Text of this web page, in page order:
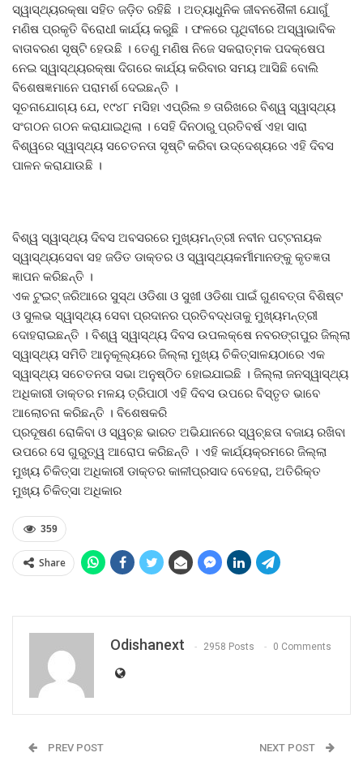
ସ୍ୱାସ୍ଥ୍ୟରକ୍ଷା ସହିତ ଜଡ଼ିତ ରହିଛି । ଅତ୍ୟାଧୁନିକ ଜୀବନଶୈଳୀ ଯୋଗୁଁ
ମଣିଷ ପ୍ରକୃତି ବିରୋଧୀ କାର୍ଯ୍ୟ କରୁଛି । ଫଳରେ ପୃଥିବୀରେ ଅସ୍ୱାଭାବିକ
ବାତାବରଣ ସୃଷ୍ଟି ହେଉଛି । ତେଣୁ ମଣିଷ ନିଜେ ସକରାତ୍ମକ ପଦକ୍ଷେପ
ନେଇ ସ୍ୱାସ୍ଥ୍ୟରକ୍ଷା ଦିଗରେ କାର୍ଯ୍ୟ କରିବାର ସମୟ ଆସିଛି ବୋଲି
ବିଶେଷଜ୍ଞମାନେ ପରାମର୍ଶ ଦେଇଛନ୍ତି ।
ସୂଚନାଯୋଗ୍ୟ ଯେ, ୧୯୪୮ ମସିହା ଏପ୍ରିଲ ୭ ତାରିଖରେ ବିଶ୍ୱ ସ୍ୱାସ୍ଥ୍ୟ
ସଂଗଠନ ଗଠନ କରାଯାଇଥିଲା । ସେହି ଦିନଠାରୁ ପ୍ରତିବର୍ଷ ଏହା ସାରା
ବିଶ୍ୱରେ ସ୍ୱାସ୍ଥ୍ୟ ସଚେତନତା ସୃଷ୍ଟି କରିବା ଉଦ୍ଦେଶ୍ୟରେ ଏହି ଦିବସ
ପାଳନ କରାଯାଉଛି ।
ବିଶ୍ୱ ସ୍ୱାସ୍ଥ୍ୟ ଦିବସ ଅବସରରେ ମୁଖ୍ୟମନ୍ତ୍ରୀ ନବୀନ ପଟ୍ଟନାୟକ
ସ୍ୱାସ୍ଥ୍ୟସେବା ସହ ଜଡିତ ଡାକ୍ତର ଓ ସ୍ୱାସ୍ଥ୍ୟକର୍ମୀମାନଙ୍କୁ କୃତଜ୍ଞତା
ଜ୍ଞାପନ କରିଛନ୍ତି ।
ଏକ ଟୁଇଟ୍‍ ଜରିଆରେ ସୁସ୍ଥ ଓଡିଶା ଓ ସୁଖୀ ଓଡିଶା ପାଇଁ ଗୁଣବତ୍ତା ବିଶିଷ୍ଟ
ଓ ସୁଲଭ ସ୍ୱାସ୍ଥ୍ୟ ସେବା ପ୍ରଦାନର ପ୍ରତିବଦ୍ଧତାକୁ ମୁଖ୍ୟମନ୍ତ୍ରୀ
ଦୋହରାଇଛନ୍ତି । ବିଶ୍ୱ ସ୍ୱାସ୍ଥ୍ୟ ଦିବସ ଉପଲକ୍ଷେ ନବରଙ୍ଗପୁର ଜିଲ୍ଲା
ସ୍ୱାସ୍ଥ୍ୟ ସମିତି ଆନୁକୂଲ୍ୟରେ ଜିଲ୍ଲା ମୁଖ୍ୟ ଚିକିତ୍ସାଳୟଠାରେ ଏକ
ସ୍ୱାସ୍ଥ୍ୟ ସଚେତନତା ସଭା ଅନୁଷ୍ଠିତ ହୋଇଯାଇଛି । ଜିଲ୍ଲା ଜନସ୍ୱାସ୍ଥ୍ୟ
ଅଧିକାରୀ ଡାକ୍ତର ମଳୟ ତ୍ରିପାଠୀ ଏହି ଦିବସ ଉପରେ ବିସ୍ତୃତ ଭାବେ
ଆଲୋଚନା କରିଛନ୍ତି । ବିଶେଷକରି
ପ୍ରଦୂଷଣ ରୋକିବା ଓ ସ୍ୱଚ୍ଛ ଭାରତ ଅଭିଯାନରେ ସ୍ୱଚ୍ଛତା ବଜାୟ ରଖିବା
ଉପରେ ସେ ଗୁରୁତ୍ୱ ଆରୋପ କରିଛନ୍ତି । ଏହି କାର୍ଯ୍ୟକ୍ରମରେ ଜିଲ୍ଲା
ମୁଖ୍ୟ ଚିକିତ୍ସା ଅଧିକାରୀ ଡାକ୍ତର କାଳୀପ୍ରସାଦ ବେହେରା, ଅତିରିକ୍ତ
ମୁଖ୍ୟ ଚିକିତ୍ସା ଅଧିକାର
359
Share
Odishanext 2958 Posts 0 Comments
PREV POST NEXT POST